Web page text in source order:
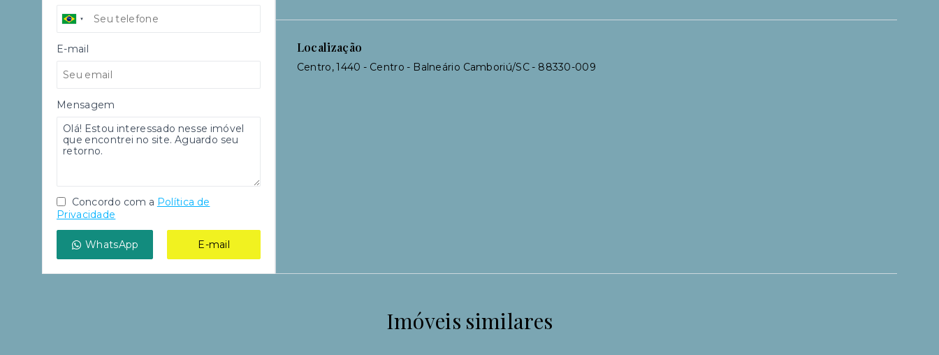
Localização
Centro, 1440 - Centro - Balneário Camboriú/SC- 88330-009
E-mail
Mensagem
Concordo com a Política de
Privacidade
WhatsApp E-mail
Imóveis similares